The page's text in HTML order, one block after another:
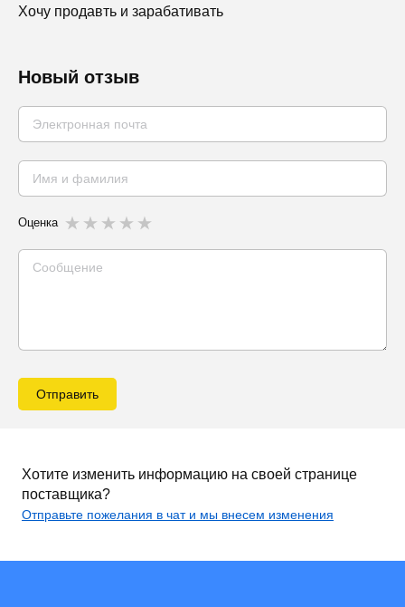
Хочу продавть и зарабативать
Новый отзыв
Оценка
Отправить
Хотите изменить информацию на своей странице
поставщика?
Отправьте пожелания в чат и мы внесем изменения